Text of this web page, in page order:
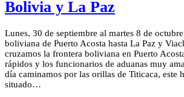
Bolivia y La Paz
Lunes, 30 de septiembre al martes 8 de
boliviana de Puerto Acosta hasta La Paz y
cruzamos la frontera boliviana en Puerto
rápidos y los funcionarios de aduanas muy
día caminamos por las orillas de Titicaca, este
situado…